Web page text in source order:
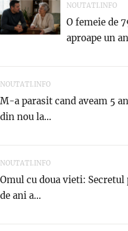
NOUTATI.INFO
O femeie de
aproape un
NOUTATI.INFO
M-a parasit cand aveam 5
din nou la...
NOUTATI.INFO
Omul cu doua vieti:
de ani a...